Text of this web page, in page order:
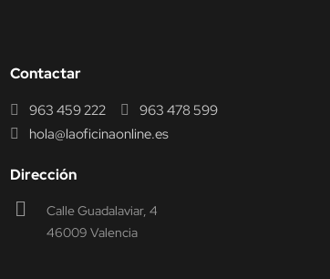
Contactar
963 459 222
963 478 599
hola@laoficinaonline.es
Dirección
Calle Guadalaviar, 4
46009 Valencia